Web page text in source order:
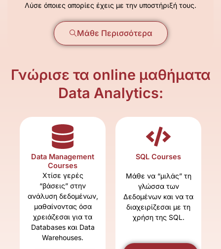
Λύσε όποιες απορίες έχεις με την υποστήριξή τους.
Μάθε Περισσότερα
Γνώρισε τα online μαθήματα
Data Analytics:
Data Management
Courses
Χτίσε γερές
“βάσεις” στην
ανάλυση δεδομένων,
μαθαίνοντας όσα
χρειάζεσαι για τα
Databases και Data
Warehouses.
SQL Courses
Μάθε να “μιλάς” τη
γλώσσα των
Δεδομένων και να τα
διαχειρίζεσαι με τη
χρήση της SQL.